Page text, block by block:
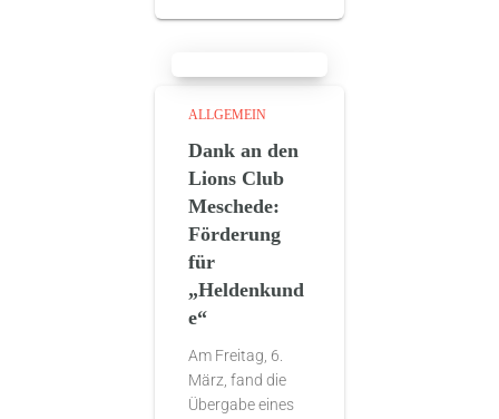
ALLGEMEIN
Dank an den
Lions Club
Meschede:
Förderung
für
„Heldenkund
e“
Am Freitag, 6.
März, fand die
Übergabe eines